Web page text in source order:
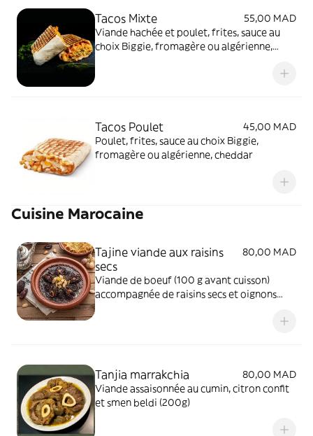
Tacos Mixte
55,00 MAD
Viande hachée et poulet, frites, sauce au
choix Biggie, fromagère ou algérienne,
Tacos Poulet
45,00 MAD
Poulet, frites, sauce au choix Biggie,
fromagère ou algérienne, cheddar
Cuisine Marocaine
Tajine viande aux raisins
secs
80,00 MAD
Viande de boeuf (100 g avant cuisson)
accompagnée de raisins secs et oignons
Tanjia marrakchia
80,00 MAD
Viande assaisonnée au cumin, citron confit
et smen beldi (200g)